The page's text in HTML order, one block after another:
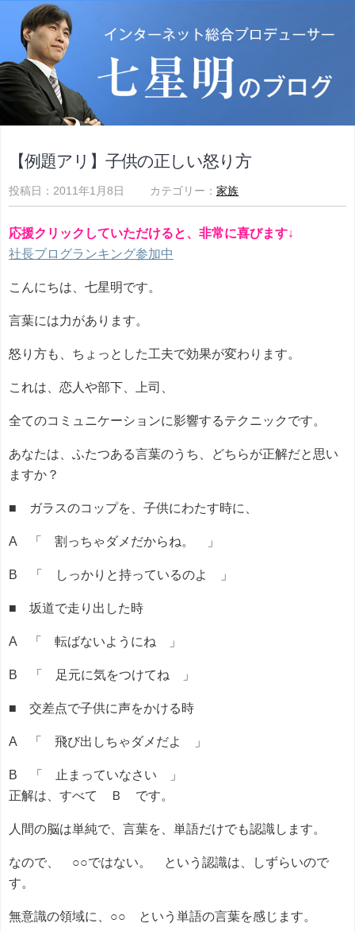
【例題アリ】子供の正しい怒り方
投稿日：2011年1月8日 カテゴリー： 家族
応援クリックしていただけると、非常に喜びます↓
社長ブログランキング参加中
こんにちは、七星明です。
言葉には力があります。
怒り方も、ちょっとした工夫で効果が変わります。
これは、恋人や部下、上司、
全てのコミュニケーションに影響するテクニックです。
あなたは、ふたつある言葉のうち、どちらが正解だと思い
ますか？
■ ガラスのコップを、子供にわたす時に、
A 「 割っちゃダメだからね。 」
B 「 しっかりと持っているのよ 」
■ 坂道で走り出した時
A 「 転ばないようにね 」
B 「 足元に気をつけてね 」
■ 交差点で子供に声をかける時
A 「 飛び出しちゃダメだよ 」
B 「 止まっていなさい 」
正解は、すべて Ｂ です。
人間の脳は単純で、言葉を、単語だけでも認識します。
なので、 ○○ではない。 という認識は、しずらいので
す。
無意識の領域に、○○ という単語の言葉を感じます。